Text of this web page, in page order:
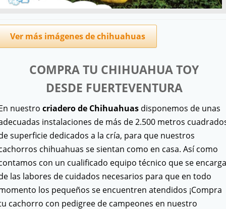
Ver más imágenes de chihuahuas
COMPRA TU CHIHUAHUA TOY
DESDE FUERTEVENTURA
nuestro criadero de Chihuahuasdisponemos de unas
instalaciones de más de 2.500 metros
superficie dedicados a la cría, para que nuestros
chihuahuas se sientan como en casa. Así como
con un cualificado equipo técnico que se encarga
las labores de cuidados necesarios para que en todo
los pequeños se encuentren atendidos ¡Compra
cachorro con pedigree de campeones en nuestro